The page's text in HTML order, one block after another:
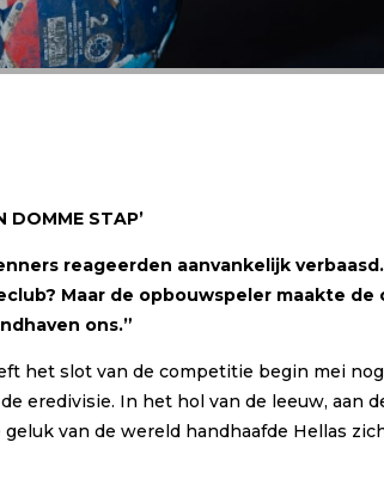
DOMME STAP’
reageerden aanvankelijk
Maar de opbouwspeler maakte
ons.”
het slot van de competitie begin mei
eredivisie. In het hol van de leeuw, aan
van de wereld handhaafde Hellas